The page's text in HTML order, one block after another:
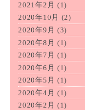
2021年2月 (1)
2020年10月
(2)
2020年9月 (3)
2020年8月 (1)
2020年7月 (1)
2020年6月 (1)
2020年5月 (1)
2020年4月 (1)
2020年2月 (1)